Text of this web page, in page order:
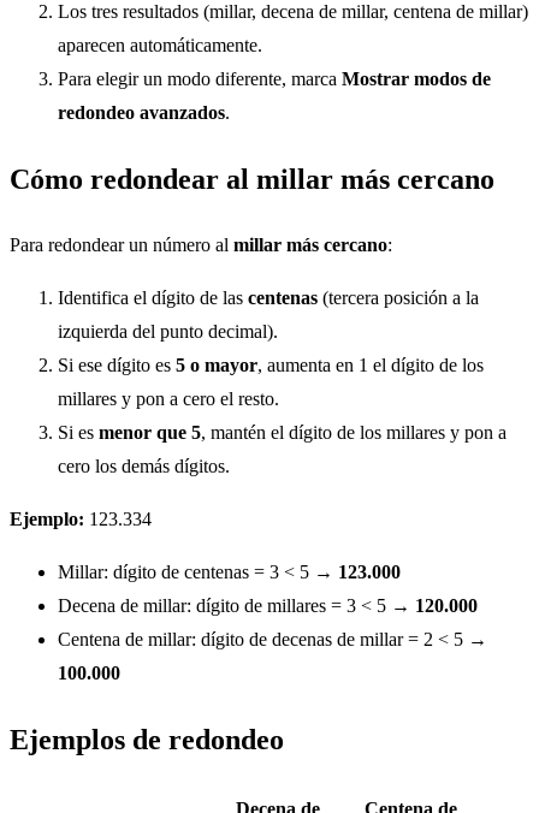
Los tres resultados (millar, decena de millar, centena de millar)
aparecen automáticamente.
Para elegir un modo diferente, marca Mostrar modos de
redondeo avanzados.
Cómo redondear al millar más cercano
Para redondear un número al millar más cercano:
Identifica el dígito de las centenas (tercera posición a la
izquierda del punto decimal).
Si ese dígito es 5 o mayor, aumenta en 1 el dígito de los
millares y pon a cero el resto.
Si es menor que 5, mantén el dígito de los millares y pon a
cero los demás dígitos.
Ejemplo: 123.334
Millar: dígito de centenas = 3 < 5 → 123.000
Decena de millar: dígito de millares = 3 < 5 → 120.000
Centena de millar: dígito de decenas de millar = 2 < 5 →
100.000
Ejemplos de redondeo
Decena de Centena de